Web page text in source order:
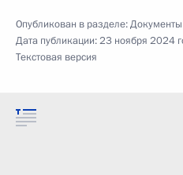
Опубликован в разделе:Документы
Дата публикации:23 ноября 2024
Текстовая версия